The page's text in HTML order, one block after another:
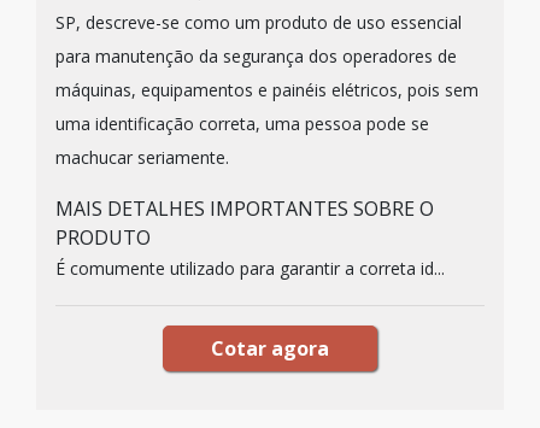
SP, descreve-se como um produto de uso essencial
para manutenção da segurança dos operadores de
máquinas, equipamentos e painéis elétricos, pois sem
uma identificação correta, uma pessoa pode se
machucar seriamente.
MAIS DETALHES IMPORTANTES SOBRE O
PRODUTO
É comumente utilizado para garantir a correta id...
Cotar agora